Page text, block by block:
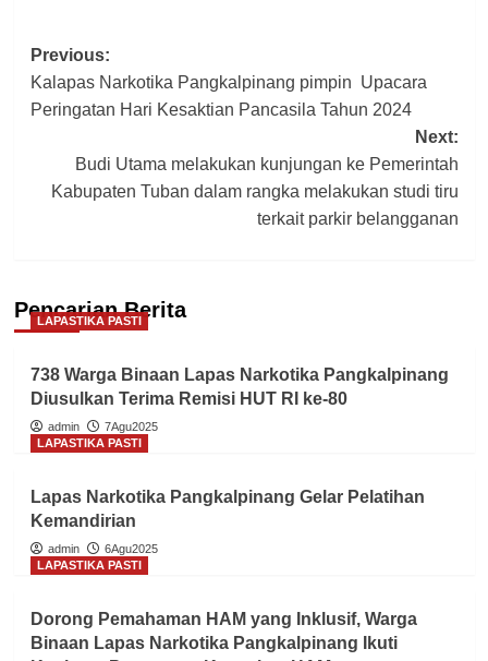
Post
navigation
Previous:
Kalapas Narkotika Pangkalpinang pimpin Upacara
Peringatan Hari Kesaktian Pancasila Tahun 2024
Next:
Budi Utama melakukan kunjungan ke Pemerintah
Kabupaten Tuban dalam rangka melakukan studi tiru
terkait parkir belangganan
Pencarian Berita
LAPASTIKA PASTI
738 Warga Binaan Lapas Narkotika Pangkalpinang
Diusulkan Terima Remisi HUT RI ke-80
admin
7Agu2025
LAPASTIKA PASTI
Lapas Narkotika Pangkalpinang Gelar Pelatihan
Kemandirian
admin
6Agu2025
LAPASTIKA PASTI
Dorong Pemahaman HAM yang Inklusif, Warga
Binaan Lapas Narkotika Pangkalpinang Ikuti